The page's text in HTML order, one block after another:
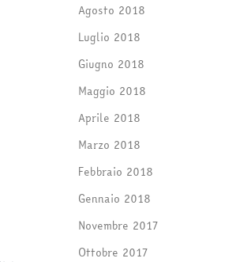
Agosto 2018
Luglio 2018
Giugno 2018
Maggio 2018
Aprile 2018
Marzo 2018
Febbraio 2018
Gennaio 2018
Novembre 2017
Ottobre 2017